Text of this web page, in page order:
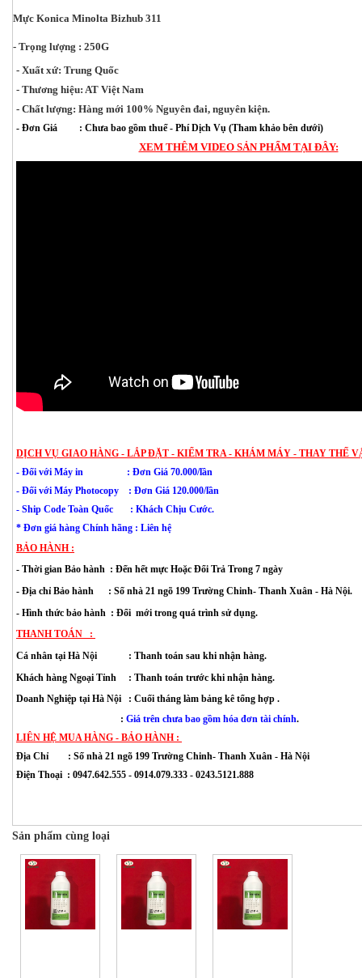
Mực Konica Minolta Bizhub 311
- Trọng lượng : 250G
- Xuất xứ: Trung Quốc
- Thương hiệu: AT Việt Nam
- Chất lượng: Hàng mới 100% Nguyên đai, nguyên kiện.
- Đơn Giá : Chưa bao gồm thuế - Phí Dịch Vụ (Tham khảo bên dưới)
XEM THÊM VIDEO SẢN PHẨM TẠI ĐÂY:
DỊCH VỤ GIAO HÀNG - LẮP ĐẶT - KIỂM TRA - KHÁM MÁY - THAY THẾ
- Đối với Máy in : Đơn Giá 70.000/lần
- Đối với Máy Photocopy : Đơn Giá 120.000/lần
- Ship Code Toàn Quốc : Khách Chịu Cước.
* Đơn giá hàng Chính hãng : Liên hệ
BẢO HÀNH :
- Thời gian Bảo hành  : Đến hết mực Hoặc Đổi Trả Trong 7 ngày
- Địa chỉ Bảo hành      : Số nhà 21 ngõ 199 Trường Chinh- Thanh Xuân - Hà Nội.
- Hình thức bảo hành  : Đổi  mới trong quá trình sử dụng.
THANH TOÁN   :
Cá nhân tại Hà Nội             : Thanh toán sau khi nhận hàng.
Khách hàng Ngoại Tỉnh     : Thanh toán trước khi nhận hàng.
Doanh Nghiệp tại Hà Nội   : Cuối tháng làm bảng kê tổng hợp .
: Giá trên chưa bao gồm hóa đơn tài chính.
LIÊN HỆ MUA HÀNG - BẢO HÀNH :
Địa Chỉ : Số nhà 21 ngõ 199 Trường Chinh- Thanh Xuân - Hà Nội
Điện Thoại : 0947.642.555 - 0914.079.333 - 0243.5121.888
Sản phẩm cùng loại